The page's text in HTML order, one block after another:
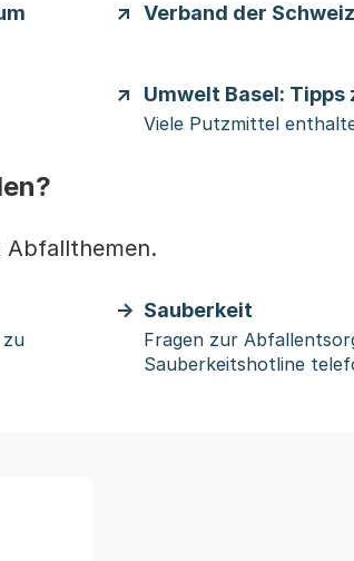
Verband der
Umwelt Basel:
Viele Putzmittel
Abfallthemen.
Sauberkeit
Fragen zur
Sauberkeitshotline